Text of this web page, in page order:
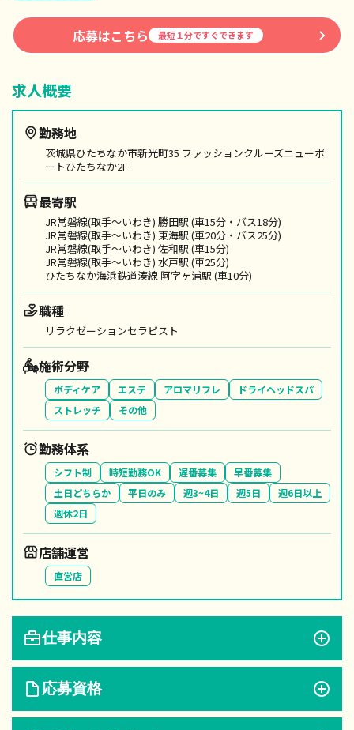
応募はこちら 最短１分ですぐできます
求人概要
勤務地
茨城県ひたちなか市新光町35 ファッションクルーズニューポ
ートひたちなか2F
最寄駅
JR常磐線(取手～いわき) 勝田駅 (車15分・バス18分)
JR常磐線(取手～いわき) 東海駅 (車20分・バス25分)
JR常磐線(取手～いわき) 佐和駅 (車15分)
JR常磐線(取手～いわき) 水戸駅 (車25分)
ひたちなか海浜鉄道湊線 阿字ヶ浦駅 (車10分)
職種
リラクゼーションセラピスト
施術分野
ボディケア エステ アロマリフレ
ドライヘッドスパ
ストレッチ
その他
勤務体系
シフト制 時短勤務OK 遅番募集
早番募集
土日どちらか
平日のみ 週3~4日 週5日
週6日以上
週休2日
店舗運営
直営店
仕事内容
応募資格